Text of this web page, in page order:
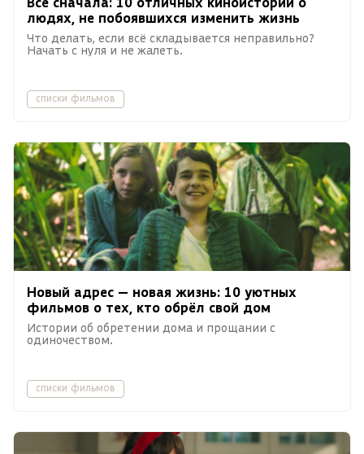
людях, не побоявшихся изменить жизнь
Что делать, если всё складывается неправильно?
Начать с нуля и не жалеть.
списки фильмов
Новый адрес — новая жизнь: 10 уютных
фильмов о тех, кто обрёл свой дом
Истории об обретении дома и прощании с
одиночеством.
списки фильмов